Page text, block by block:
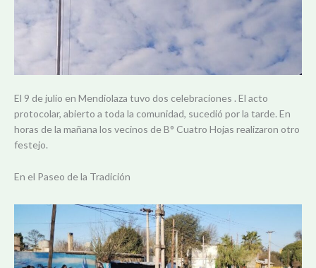
El 9 de julio en Mendiolaza tuvo dos celebraciones . El acto
protocolar, abierto a toda la comunidad, sucedió por la tarde. En
horas de la mañana los vecinos de B° Cuatro Hojas realizaron otro
festejo.
En el Paseo de la Tradición